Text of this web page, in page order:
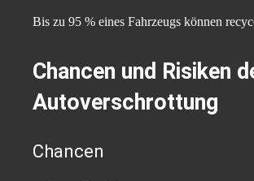
Bis zu 95 % eines Fahrzeugs können
Chancen und Risiken
Autoverschrottung
Chancen